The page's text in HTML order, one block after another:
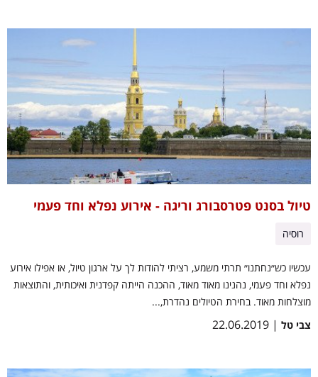
טיול בסנט פטרסבורג וריגה - אירוע נפלא וחד פעמי
רוסיה
עכשיו כש״נחתנו״ תרתי משמע, רציתי להודות לך על ארגון טיול, או אפילו אירוע
נפלא וחד פעמי, נהנינו מאוד מאוד, ההכנה הייתה קפדנית ואיכותית, והתוצאות
מוצלחות מאוד. בחירת הטיולים נהדרת,...
צבי טל | 22.06.2019